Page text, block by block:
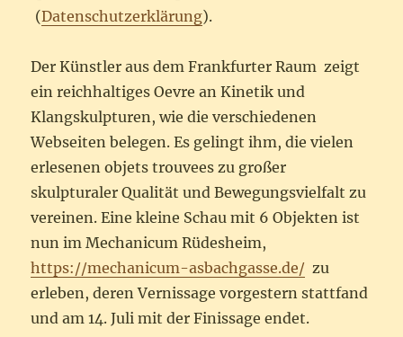
(Datenschutzerklärung).
Der Künstler aus dem Frankfurter Raum zeigt
ein reichhaltiges Oevre an Kinetik und
Klangskulpturen, wie die verschiedenen
Webseiten belegen. Es gelingt ihm, die vielen
erlesenen objets trouvees zu großer
skulpturaler Qualität und Bewegungsvielfalt zu
vereinen. Eine kleine Schau mit 6 Objekten ist
nun im Mechanicum Rüdesheim,
https://mechanicum-asbachgasse.de/ zu
erleben, deren Vernissage vorgestern stattfand
und am 14. Juli mit der Finissage endet.